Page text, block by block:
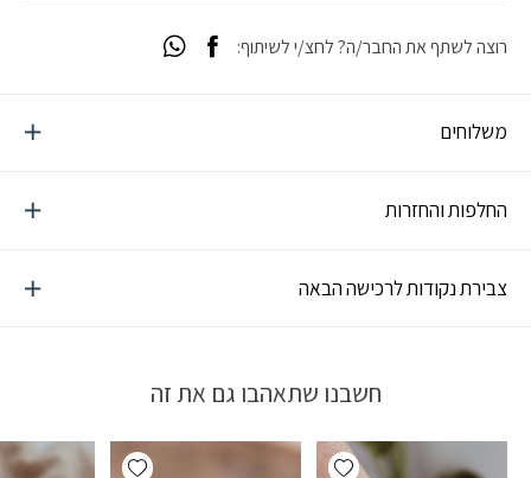
משלוחים
החלפות והחזרות
צבירת נקודות לרכישה הבאה
רוצה לשתף את החבר/ה? לחצ/י לשיתוף:
חשבנו שתאהבו גם את זה
Add wishlist
Add wishlist